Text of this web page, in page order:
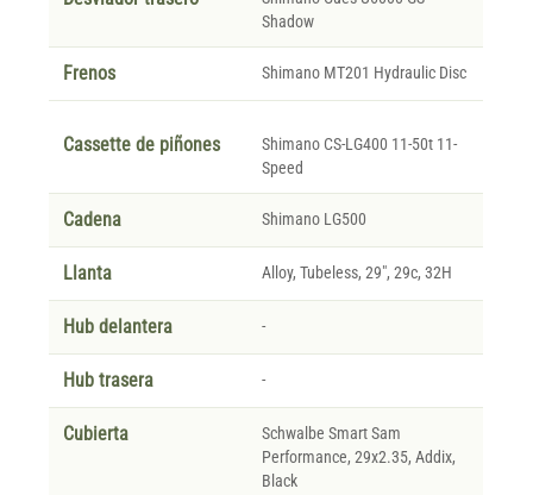
Shadow
Frenos Shimano MT201 Hydraulic Disc
Cassette de piñones
Shimano CS-LG400 11-50t 11-
Speed
Cadena Shimano LG500
Llanta Alloy, Tubeless, 29", 29c, 32H
Hub delantera -
Hub trasera -
Cubierta
Schwalbe Smart Sam
Performance, 29x2.35, Addix,
Black